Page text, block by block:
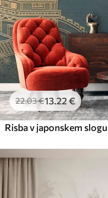
22.03€13 .22 €
Risba v japonskem slogu